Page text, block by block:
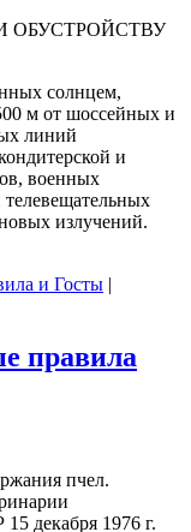
ОБУСТРОЙСТВУ
солнцем,
м от шоссейных и
линий
и
военных
излучений.
и Госты |
правила
пчел.
декабря 1976 г.